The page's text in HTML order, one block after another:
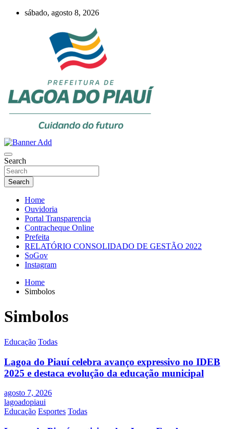
Skip
sábado, agosto 8, 2026
PREFEITURA DE LAGOA DO PIAUÍ
Search
Search
Home
Ouvidoria
Portal Transparencia
Contracheque Online
Prefeita
RELATÓRIO CONSOLIDADO DE GESTÃO 2022
SoGov
Instagram
Home
Simbolos
Simbolos
Educação Todas
Lagoa do Piauí celebra avanço expressivo no IDEB
2025 e destaca evolução da educação municipal
agosto 7, 2026
lagoadopiaui
Educação Esportes Todas